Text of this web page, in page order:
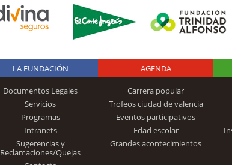
Logo Fundación
Trinidad Alfonso
LA FUNDACIÓN
Documentos Legales
Servicios
Programas
Intranets
Sugerencias y
Reclamaciones/Quejas
AGENDA
Carrera popular
Trofeos ciudad de valencia
Eventos participativos
Edad escolar
Grandes acontecimientos